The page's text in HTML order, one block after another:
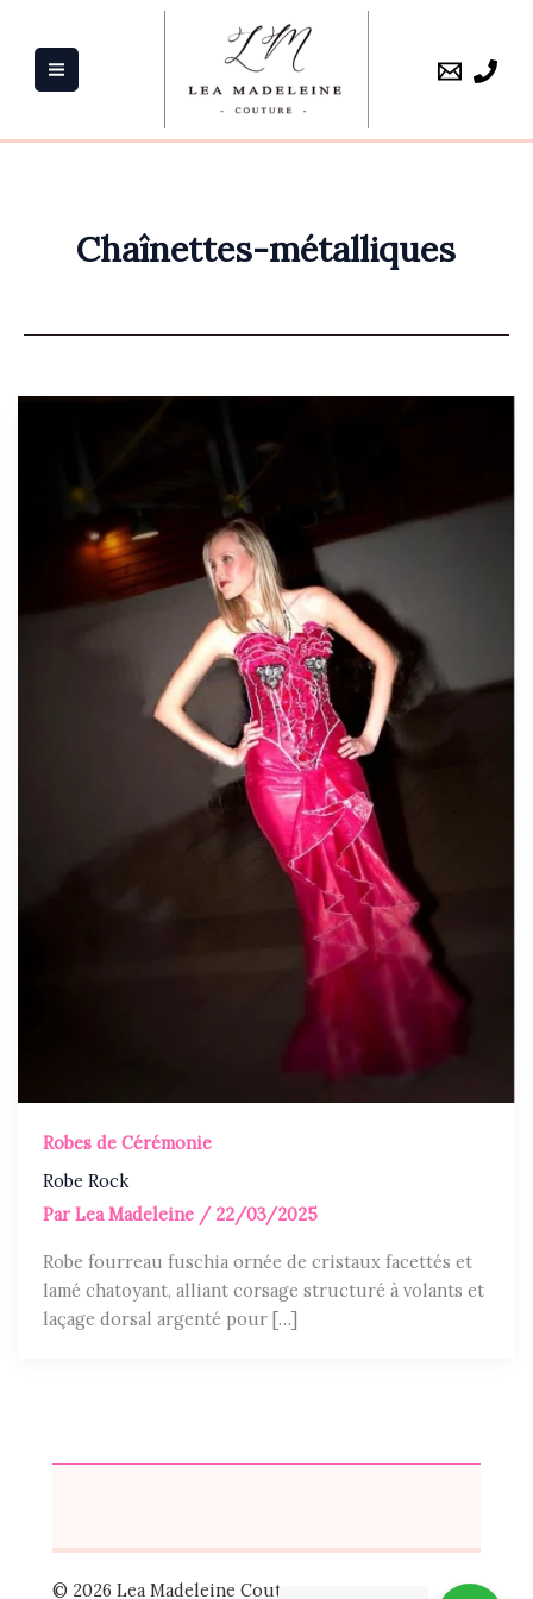
contenu
Chaînettes-métalliques
Robes de Cérémonie
Robe Rock
ParLea Madeleine / 22/03/2025
Robe fourreau fuschia ornée de cristaux facettés et
lamé chatoyant, alliant corsage structuré à volants et
laçage dorsal argenté pour […]
© 2026 Lea Madeleine Couture